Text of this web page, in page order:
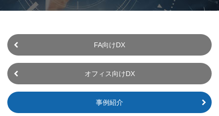
FA向けDX
オフィス向けDX
事例紹介